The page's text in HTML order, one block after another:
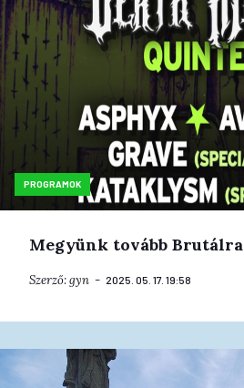
PROGRAMOK
Megyünk tovább Brutálra
Szerző:gyn 2025. 05. 17. 19:58